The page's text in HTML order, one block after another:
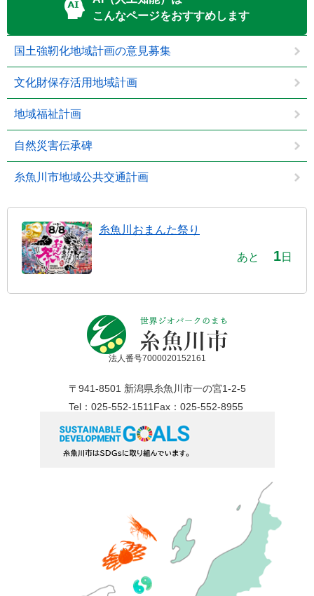
こんなページをおすすめします
国土強靭化地域計画の意見募集
文化財保存活用地域計画
地域福祉計画
自然災害伝承碑
糸魚川市地域公共交通計画
糸魚川おまんた祭り
あと 1日
法人番号7000020152161
〒941-8501 新潟県糸魚川市一の宮1-2-5
Tel：025-552-1511 Fax：025-552-8955